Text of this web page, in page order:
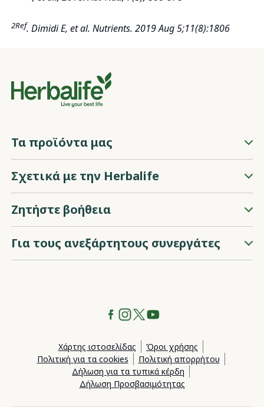
2Ref. Dimidi E, et al. Nutrients. 2019 Aug 5;11(8):1806
Τα προϊόντα μας
Σχετικά με την Herbalife
Ζητήστε βοήθεια
Για τους ανεξάρτητους συνεργάτες
Χάρτης ιστοσελίδας
Όροι χρήσης
Πολιτική για τα cookies
Πολιτική απορρήτου
Δήλωση για τα τυπικά κέρδη
Δήλωση Προσβασιμότητας